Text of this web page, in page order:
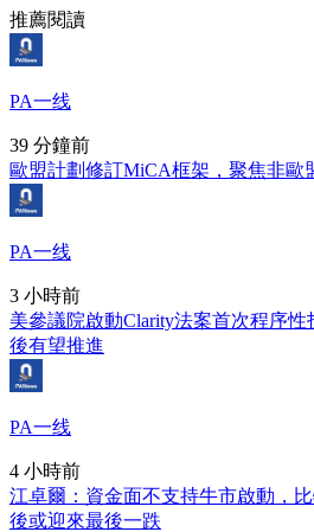
推薦閱讀
PA一线
39 分鐘前
歐盟計劃修訂MiCA框架，聚焦非歐
PA一线
3 小時前
美參議院啟動Clarity法案首次程序
後有望推進
PA一线
4 小時前
江卓爾：資金面不支持牛市啟動，
後或迎來最後一跌